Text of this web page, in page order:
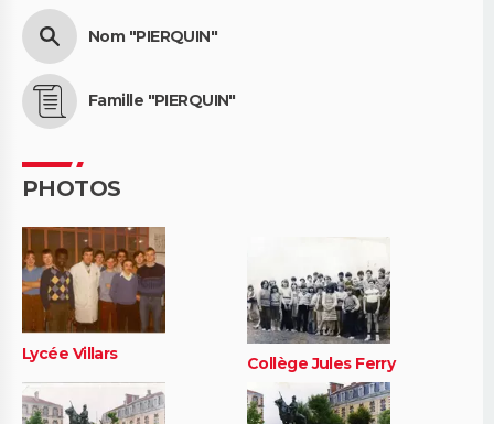
Nom "PIERQUIN"
Famille "PIERQUIN"
PHOTOS
Lycée Villars Collège Jules Ferry